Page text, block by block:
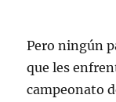
Pero ningún
que les
campeonato